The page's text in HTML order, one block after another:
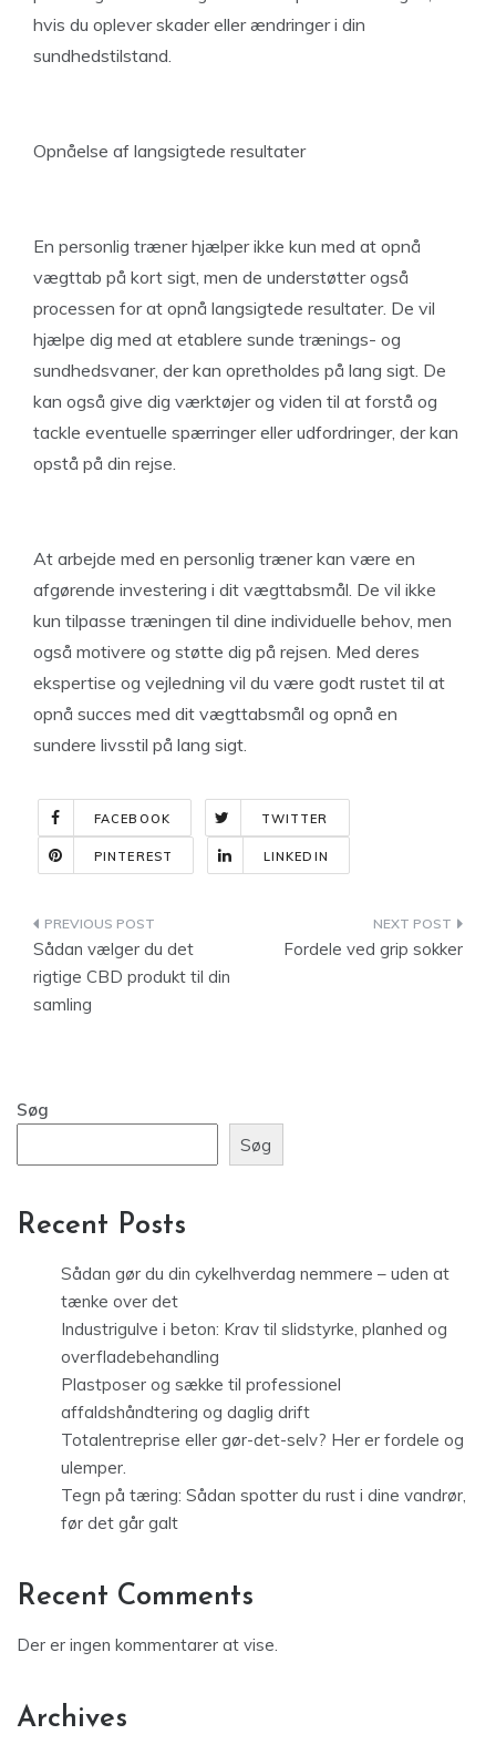
hvis du oplever skader eller ændringer i din
sundhedstilstand.
Opnåelse af langsigtede resultater
En personlig træner hjælper ikke kun med at opnå
vægttab på kort sigt, men de understøtter også
processen for at opnå langsigtede resultater. De vil
hjælpe dig med at etablere sunde trænings- og
sundhedsvaner, der kan opretholdes på lang sigt. De
kan også give dig værktøjer og viden til at forstå og
tackle eventuelle spærringer eller udfordringer, der kan
opstå på din rejse.
At arbejde med en personlig træner kan være en
afgørende investering i dit vægttabsmål. De vil ikke
kun tilpasse træningen til dine individuelle behov, men
også motivere og støtte dig på rejsen. Med deres
ekspertise og vejledning vil du være godt rustet til at
opnå succes med dit vægttabsmål og opnå en
sundere livsstil på lang sigt.
FACEBOOK TWITTER
PINTEREST LINKEDIN
Indlægsnavigation
Sådan vælger du det
rigtige CBD produkt til din
samling
Fordele ved grip sokker
Søg
Søg
Recent Posts
Sådan gør du din cykelhverdag nemmere – uden at
tænke over det
Industrigulve i beton: Krav til slidstyrke, planhed og
overfladebehandling
Plastposer og sække til professionel
affaldshåndtering og daglig drift
Totalentreprise eller gør-det-selv? Her er fordele og
ulemper.
Tegn på tæring: Sådan spotter du rust i dine vandrør,
før det går galt
Recent Comments
Der er ingen kommentarer at vise.
Archives